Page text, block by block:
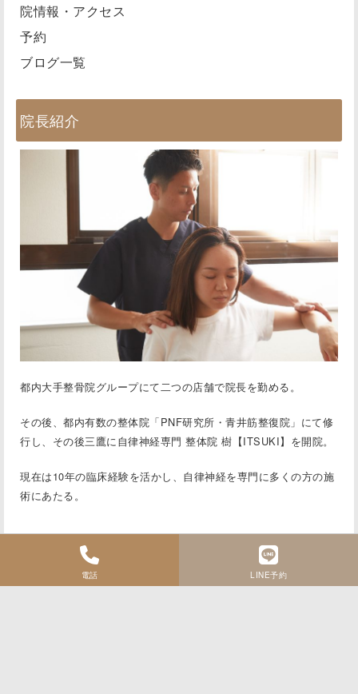
院情報・アクセス
予約
ブログ一覧
院長紹介
都内大手整骨院グループにて二つの店舗で院⻑を勤める。
その後、都内有数の整体院「PNF研究所・⻘井筋整復院」にて修
行し、その後三鷹に自律神経専門 整体院 樹【ITSUKI】 を開院。
現在は10年の臨床経験を活かし、自律神経を専門に多くの方の施
術にあたる。
電話 LINE予約